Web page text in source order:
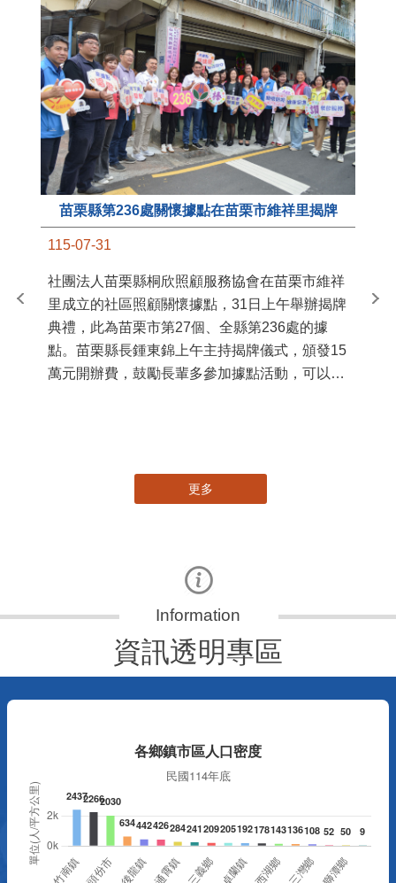
苗栗縣第236處關懷據點在苗栗市維祥里揭牌
115-07-31
社團法人苗栗縣桐欣照顧服務協會在苗栗市維祥
里成立的社區照顧關懷據點，31日上午舉辦揭牌
典禮，此為苗栗市第27個、全縣第236處的據
點。苗栗縣長鍾東錦上午主持揭牌儀式，頒發15
萬元開辦費，鼓勵長輩多參加據點活動，可以更
苗
更多
資訊透明專區